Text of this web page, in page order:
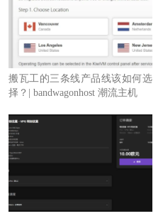
搬瓦工的三条线产品线该如何选
择？| bandwagonhost 潮流主机